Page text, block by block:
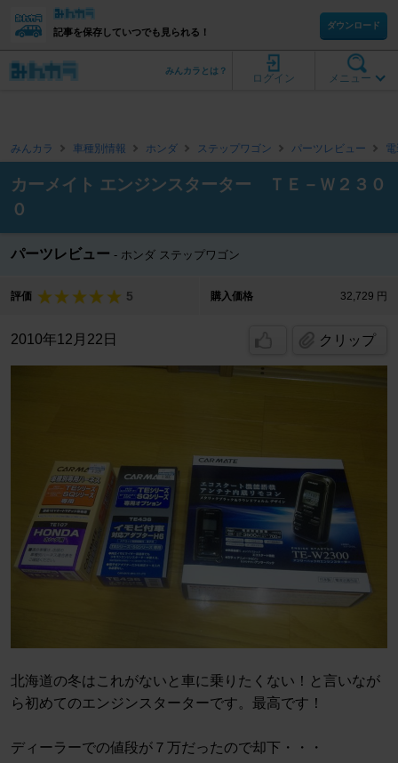
記事を保存していつでも見られる！
ダウンロード
メニュー
ログイン
みんカラとは？
みんカラ 車種別情報 ホンダ ステップワゴン パーツレビュー
カーメイト エンジンスターター ＴＥ－Ｗ２３０
０
パーツレビュー ホンダ ステップワゴン
評価 5 購入価格 32,729 円
2010年12月22日 クリップ
北海道の冬はこれがないと車に乗りたくない！と言いなが
ら初めてのエンジンスターターです。最高です！
ディーラーでの値段が７万だったので却下・・・